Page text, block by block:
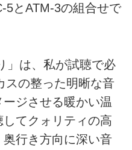
5とATM-3の組合せで
は、私が試聴で必
スの整った明晰な音
ジさせる暖かい温
てクォリティの高
行き方向に深い音